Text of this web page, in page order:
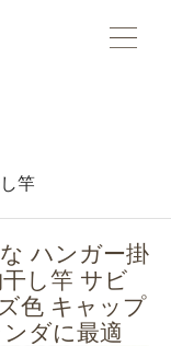
物干し専門店さくら
ザインされた物干
竿
ハンガー掛
し竿 サビ
色 キャップ
ダに最適